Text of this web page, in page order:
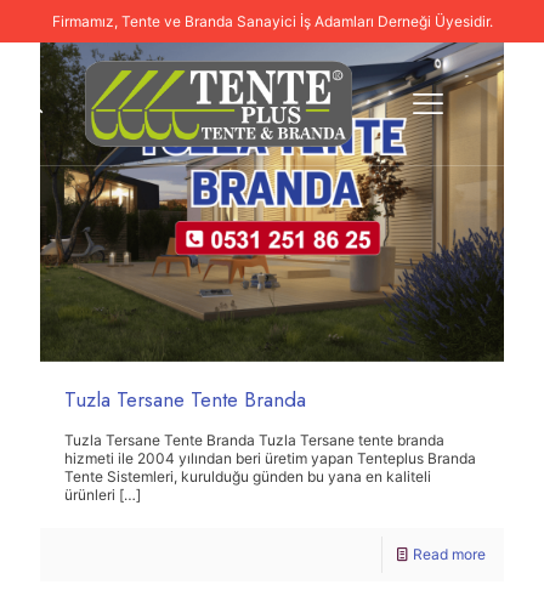
Firmamız, Tente ve Branda Sanayici İş Adamları Derneği Üyesidir.
Tuzla Tersane Tente Branda
Tuzla Tersane Tente Branda Tuzla Tersane tente branda
hizmeti ile 2004 yılından beri üretim yapan Tenteplus Branda
Tente Sistemleri, kurulduğu günden bu yana en kaliteli
ürünleri […]
Read more